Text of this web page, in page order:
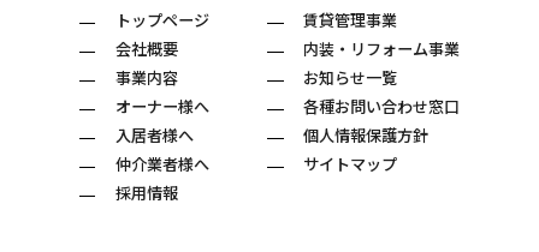
トップページ
会社概要
事業内容
オーナー様へ
入居者様へ
仲介業者様へ
採用情報
賃貸管理事業
内装・リフォーム事業
お知らせ一覧
各種お問い合わせ窓口
個人情報保護方針
サイトマップ